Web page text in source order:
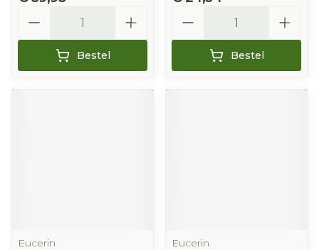
Bestel Bestel
Eucerin
Eucerin